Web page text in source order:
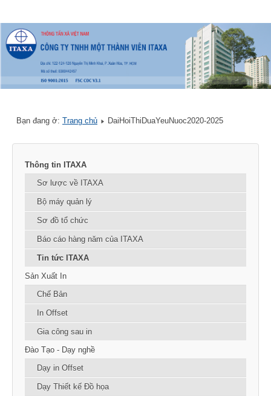
Bạn đang ở: Trang chủ DaiHoiThiDuaYeuNuoc2020-2025
Thông tin ITAXA
Sơ lược về ITAXA
Bộ máy quản lý
Sơ đồ tổ chức
Báo cáo hàng năm của ITAXA
Tin tức ITAXA
Sản Xuất In
Chế Bản
In Offset
Gia công sau in
Đào Tạo - Dạy nghề
Dạy in Offset
Dạy Thiết kế Đồ họa